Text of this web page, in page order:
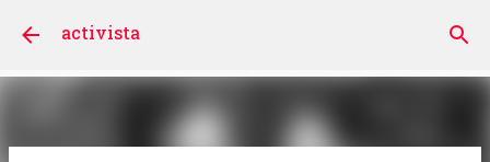
Accéder au contenu principal
activista